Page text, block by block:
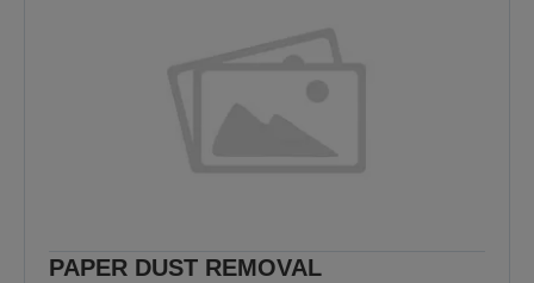
PAPER DUST REMOVAL